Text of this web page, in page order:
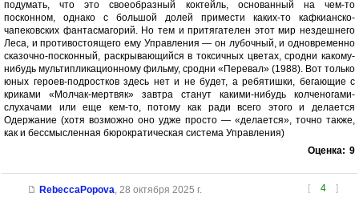
подумать, что это своеобразный коктейль, основанный на чем-то
посконном, однако с большой долей примести каких-то кафкианско-
чапековских фантасмагорий. Но тем и притягателен этот мир нездешнего
Леса, и противостоящего ему Управления — он лубочный, и одновременно
сказочно-посконный, раскрывающийся в токсичных цветах, сродни какому-
нибудь мультипликационному фильму, сродни «Перевал» (1988). Вот только
юных героев-подростков здесь нет и не будет, а ребятишки, бегающие с
криками «Молчак-мертвяк» завтра станут какими-нибудь колченогами-
слухачами или еще кем-то, потому как ради всего этого и делается
Одержание (хотя возможно оно удже просто — «делается», точно также,
как и бессмысленная бюрократическая система Управления)
Оценка: 9
[ 4 ]
RebeccaPopova, 28 октября 2025 г.